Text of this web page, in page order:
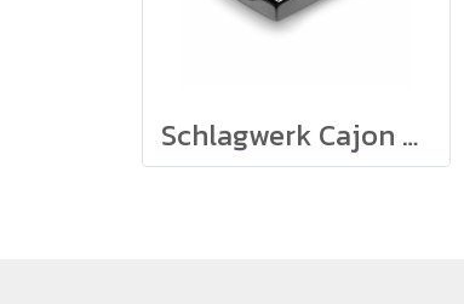
Schlagwerk Cajon Flap